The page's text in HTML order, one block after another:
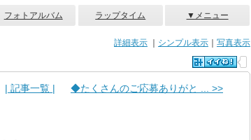
フォトアルバム ラップタイム ▼メニュー
詳細表示 シンプル表示 写真表示
| 記事一覧 | ◆たくさんのご応募ありがと ... >>